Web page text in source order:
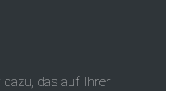
das auf Ihrer